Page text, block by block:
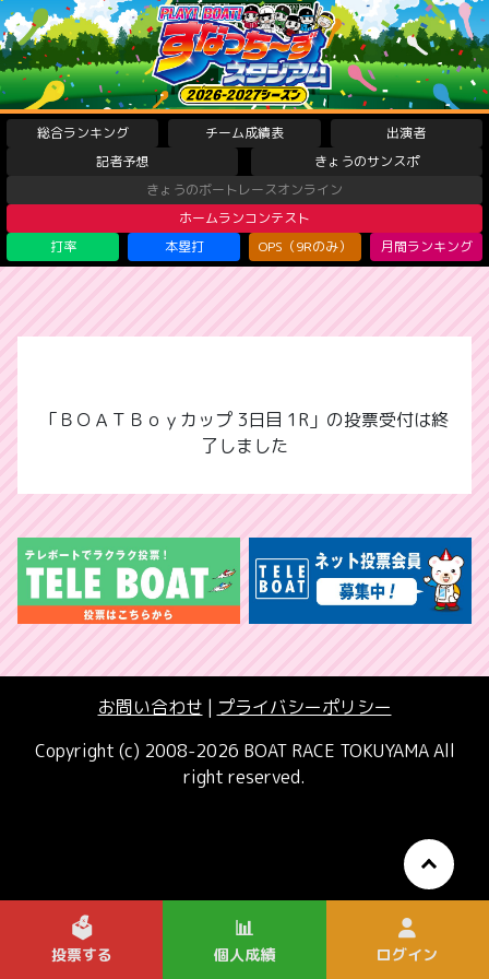
総合ランキング チーム成績表
出演者
記者予想
きょうのサンスポ
きょうのボートレースオンライン
ホームランコンテスト
打率
本塁打 OPS（9Rのみ） 月間ランキング
「ＢＯＡＴＢｏｙカップ 3日目 1R」の投票受付は終
了しました
お問い合わせ | プライバシーポリシー
Copyright (c) 2008-2026 BOAT RACE TOKUYAMA All
right reserved.
🗳️
投票する
📊
個人成績 ログイン